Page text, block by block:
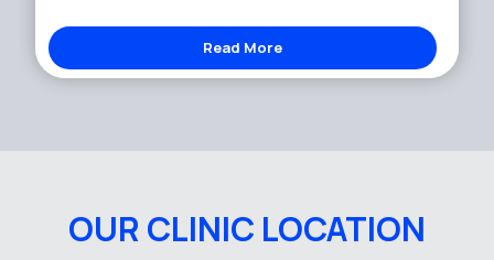
Read More
OUR CLINIC LOCATION